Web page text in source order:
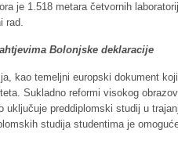
je 1.518 metara četvornih
rad.
Bolonjske deklaracije
kao temeljni europski dokument
Sukladno reformi visokog
uključuje preddiplomski studij u
studija studentima je